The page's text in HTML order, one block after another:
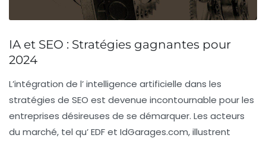
IA et SEO : Stratégies gagnantes pour
2024
L’intégration de l’intelligence artificielle dans les
stratégies de SEO est devenue incontournable pour les
entreprises désireuses de se démarquer. Les acteurs
du marché, tel qu’EDFet IdGarages.com, illustrent